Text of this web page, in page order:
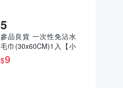
參品良貨 一次性免沾水
毛巾(30x60CM)1入【小
三美日】DS020909
$9